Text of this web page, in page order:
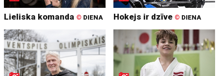
Lieliska komanda © DIENA Hokejs ir dzīve © DIENA